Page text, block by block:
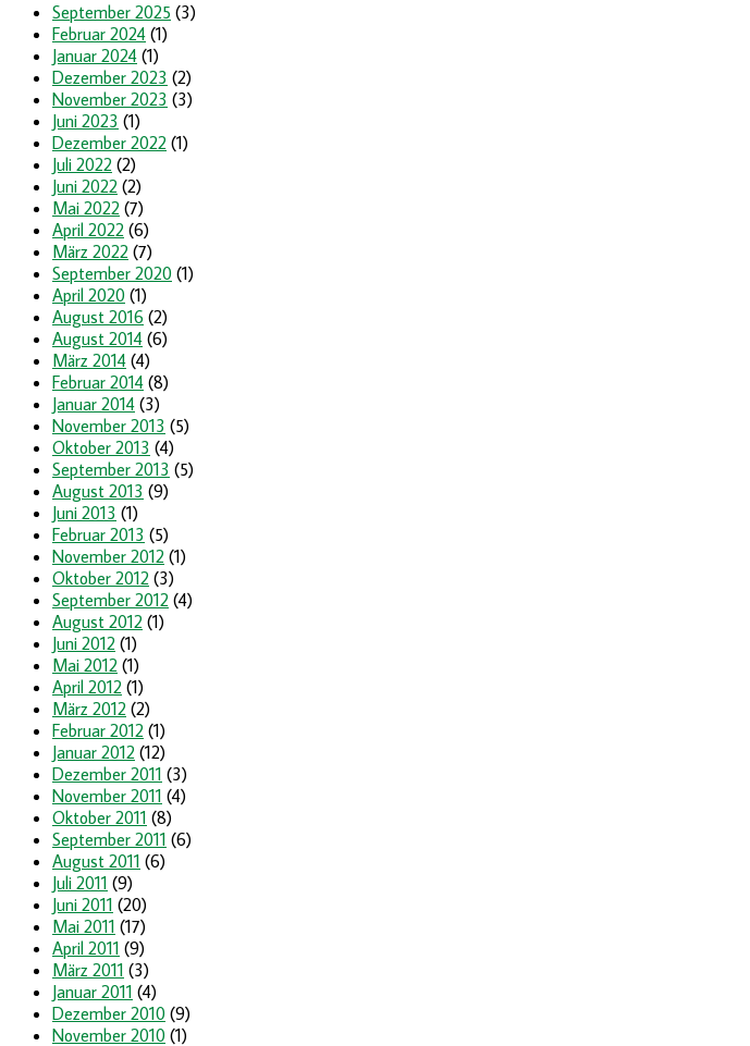
September 2025 (3)
Februar 2024 (1)
Januar 2024 (1)
Dezember 2023 (2)
November 2023 (3)
Juni 2023 (1)
Dezember 2022 (1)
Juli 2022 (2)
Juni 2022 (2)
Mai 2022 (7)
April 2022 (6)
März 2022 (7)
September 2020 (1)
April 2020 (1)
August 2016 (2)
August 2014 (6)
März 2014 (4)
Februar 2014 (8)
Januar 2014 (3)
November 2013 (5)
Oktober 2013 (4)
September 2013 (5)
August 2013 (9)
Juni 2013 (1)
Februar 2013 (5)
November 2012 (1)
Oktober 2012 (3)
September 2012 (4)
August 2012 (1)
Juni 2012 (1)
Mai 2012 (1)
April 2012 (1)
März 2012 (2)
Februar 2012 (1)
Januar 2012 (12)
Dezember 2011 (3)
November 2011 (4)
Oktober 2011 (8)
September 2011 (6)
August 2011 (6)
Juli 2011 (9)
Juni 2011 (20)
Mai 2011 (17)
April 2011 (9)
März 2011 (3)
Januar 2011 (4)
Dezember 2010 (9)
November 2010 (1)